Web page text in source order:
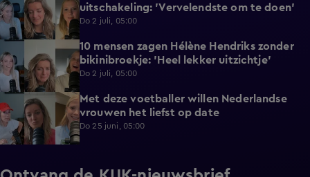
uitschakeling: 'Vervelendste om te doen'
Do 2 juli, 05:00
10 mensen zagen Hélène Hendriks zonder
bikinibroekje: 'Heel lekker uitzichtje'
Do 2 juli, 05:00
2:50
Met deze voetballer willen Nederlandse
vrouwen het liefst op date
Do 25 juni, 05:00